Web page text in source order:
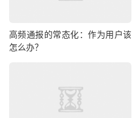
高频通报的常态化：作为用户该
怎么办？